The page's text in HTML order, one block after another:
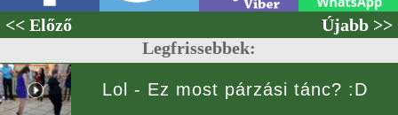
<< Előző
Újabb >>
Legfrissebbek:
Lol - Ez most párzási tánc? :D